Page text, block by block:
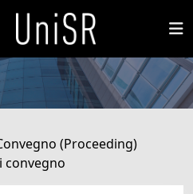
(Proceeding)
convegno